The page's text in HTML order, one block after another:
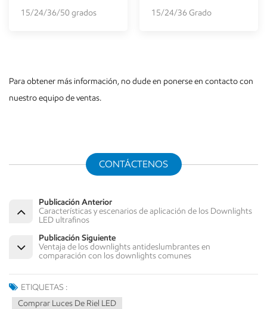
15/24/36/50 grados
15/24/36 Grado
Para obtener más información, no dude en ponerse en contacto con
nuestro equipo de ventas.
CONTÁCTENOS
Publicación Anterior
Características y escenarios de aplicación de los Downlights
LED ultrafinos
Publicación Siguiente
Ventaja de los downlights antideslumbrantes en
comparación con los downlights comunes
ETIQUETAS :
Comprar Luces De Riel LED